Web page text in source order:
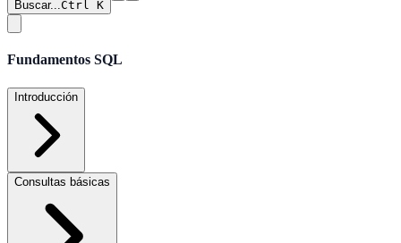
Buscar...Ctrl K
Fundamentos SQL
Introducción
Consultas básicas